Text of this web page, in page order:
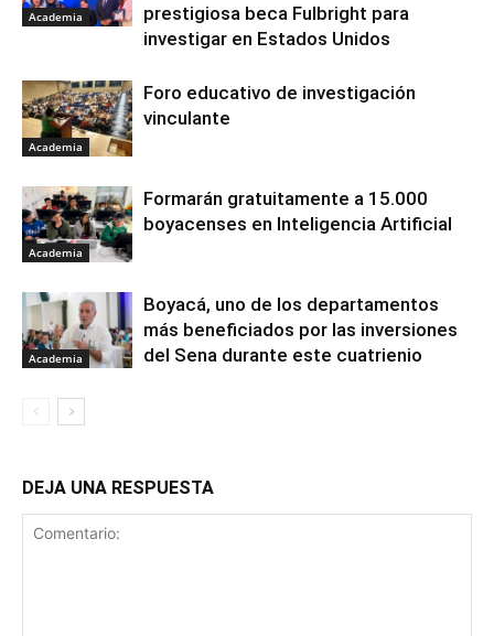
Academia
prestigiosa beca Fulbright para
investigar en Estados Unidos
Academia
Foro educativo de investigación
vinculante
Academia
Formarán gratuitamente a 15.000
boyacenses en Inteligencia Artificial
Academia
Boyacá, uno de los departamentos
más beneficiados por las inversiones
del Sena durante este cuatrienio
DEJA UNA RESPUESTA